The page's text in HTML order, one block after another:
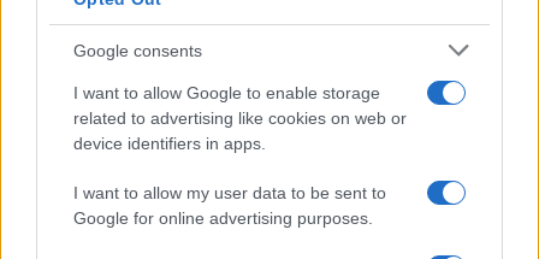
Google consents
I want to allow Google to enable storage
related to advertising like cookies on web or
device identifiers in apps.
I want to allow my user data to be sent to
Google for online advertising purposes.
07:26 14.01.25
Βενιζέλος ή Τασούλας: Τα διλήμματα του